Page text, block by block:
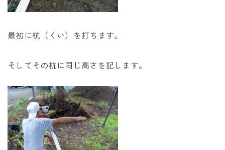
最初に杭（くい）を打ちます。
そしてその杭に同じ高さを記します。